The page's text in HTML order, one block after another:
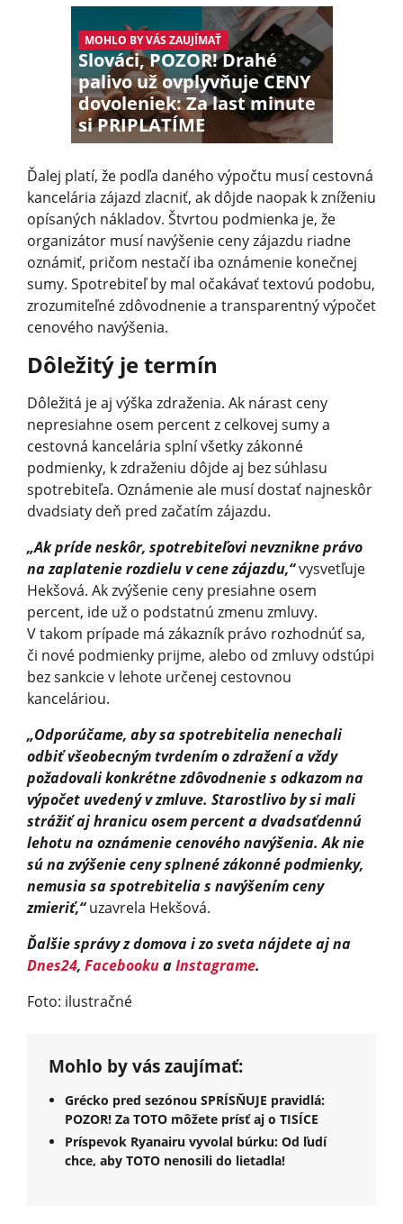
MOHLO BY VÁS ZAUJÍMAŤ
Slováci, POZOR! Drahé
palivo už ovplyvňuje CENY
dovoleniek: Za last minute
si PRIPLATÍME
Ďalej platí, že podľa daného výpočtu musí cestovná
kancelária zájazd zlacniť, ak dôjde naopak k zníženiu
opísaných nákladov. Štvrtou podmienka je, že
organizátor musí navýšenie ceny zájazdu riadne
oznámiť, pričom nestačí iba oznámenie konečnej
sumy. Spotrebiteľ by mal očakávať textovú podobu,
zrozumiteľné zdôvodnenie a transparentný výpočet
cenového navýšenia.
Dôležitý je termín
Dôležitá je aj výška zdraženia. Ak nárast ceny
nepresiahne osem percent z celkovej sumy a
cestovná kancelária splní všetky zákonné
podmienky, k zdraženiu dôjde aj bez súhlasu
spotrebiteľa. Oznámenie ale musí dostať najneskôr
dvadsiaty deň pred začatím zájazdu.
„Ak príde neskôr, spotrebiteľovi nevznikne právo
na zaplatenie rozdielu v cene zájazdu,“vysvetľuje
Hekšová. Ak zvýšenie ceny presiahne osem
percent, ide už o podstatnú zmenu zmluvy.
V takom prípade má zákazník právo rozhodnúť sa,
či nové podmienky prijme, alebo od zmluvy odstúpi
bez sankcie v lehote určenej cestovnou
kanceláriou.
„Odporúčame, aby sa spotrebitelia nenechali
odbiť všeobecným tvrdením o zdražení a vždy
požadovali konkrétne zdôvodnenie s odkazom na
výpočet uvedený v zmluve. Starostlivo by si mali
strážiť aj hranicu osem percent a dvadsaťdennú
lehotu na oznámenie cenového navýšenia. Ak nie
sú na zvýšenie ceny splnené zákonné podmienky,
nemusia sa spotrebitelia s navýšením ceny
zmieriť,“uzavrela Hekšová.
Ďalšie správy z domova i zo sveta nájdete aj na
Dnes24, FacebookuaInstagrame.
Foto: ilustračné
Mohlo by vás zaujímať:
Grécko pred sezónou SPRÍSŇUJE pravidlá:
POZOR! Za TOTO môžete prísť aj o TISÍCE
Príspevok Ryanairu vyvolal búrku: Od ľudí
chce, aby TOTO nenosili do lietadla!